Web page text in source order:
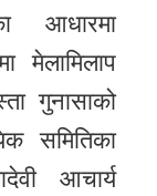
आधारमा
मेलामिलाप
गुनासाको
समितिका
आचार्य